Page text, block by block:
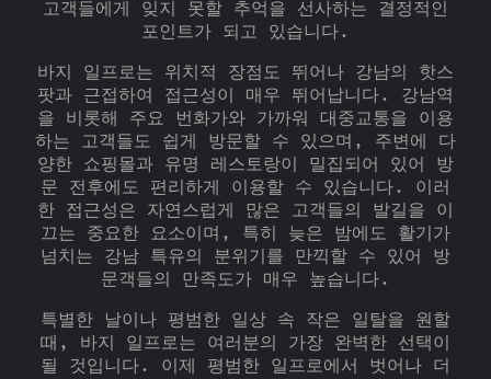
고객들에게 잊지 못할 추억을 선사하는 결정적인
포인트가 되고 있습니다.
바지 일프로는 위치적 장점도 뛰어나 강남의 핫스
팟과 근접하여 접근성이 매우 뛰어납니다. 강남역
을 비롯해 주요 번화가와 가까워 대중교통을 이용
하는 고객들도 쉽게 방문할 수 있으며, 주변에 다
양한 쇼핑몰과 유명 레스토랑이 밀집되어 있어 방
문 전후에도 편리하게 이용할 수 있습니다. 이러
한 접근성은 자연스럽게 많은 고객들의 발길을 이
끄는 중요한 요소이며, 특히 늦은 밤에도 활기가
넘치는 강남 특유의 분위기를 만끽할 수 있어 방
문객들의 만족도가 매우 높습니다.
특별한 날이나 평범한 일상 속 작은 일탈을 원할
때, 바지 일프로는 여러분의 가장 완벽한 선택이
될 것입니다. 이제 평범한 일프로에서 벗어나 더